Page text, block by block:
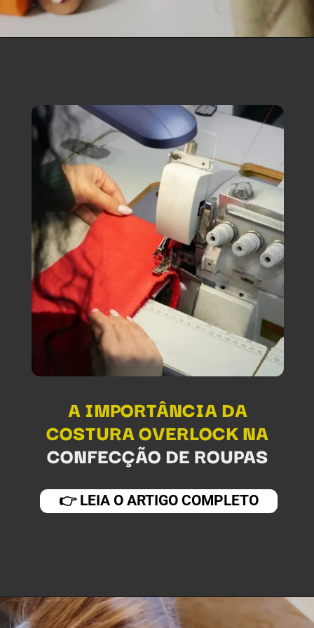
A IMPORTÂNCIA DA
COSTURA OVERLOCK NA
CONFECÇÃO DE ROUPAS
👉 LEIA O ARTIGO COMPLETO